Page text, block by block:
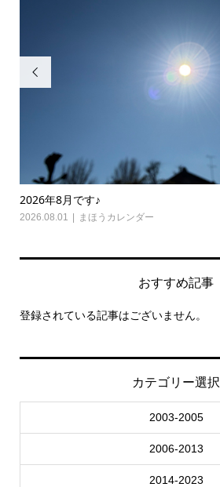

2026年8月です♪
2026.08.01 まほうカレンダー
おすすめ記事
登録されている記事はございません。
カテゴリー選択
2003-2005
2006-2013
2014-2023